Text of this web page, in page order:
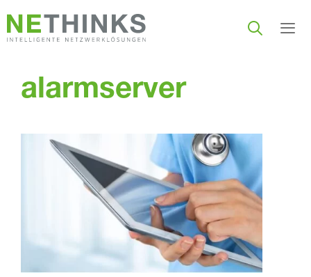
Inhalt
springen
alarmserver